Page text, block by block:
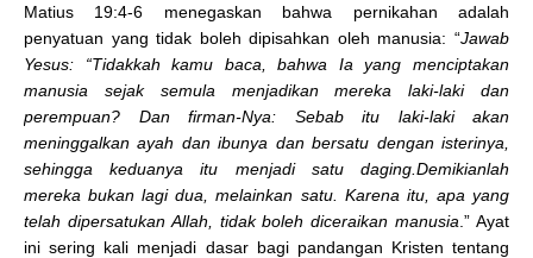
Matius 19:4-6 menegaskan bahwa pernikahan adalah
penyatuan yang tidak boleh dipisahkan oleh manusia: “Jawab
Yesus: “Tidakkah kamu baca, bahwa Ia yang menciptakan
manusia sejak semula menjadikan mereka laki-laki dan
perempuan? Dan firman-Nya: Sebab itu laki-laki akan
meninggalkan ayah dan ibunya dan bersatu dengan isterinya,
sehingga keduanya itu menjadi satu daging.Demikianlah
mereka bukan lagi dua, melainkan satu. Karena itu, apa yang
telah dipersatukan Allah, tidak boleh diceraikan manusia .” Ayat
ini sering kali menjadi dasar bagi pandangan Kristen tentang